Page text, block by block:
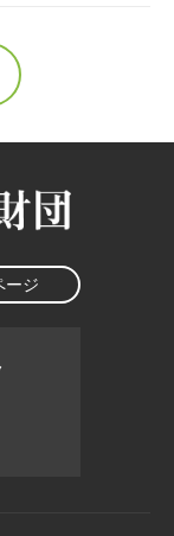
ージ